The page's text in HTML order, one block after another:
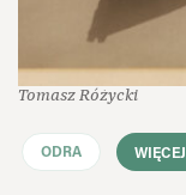
Tomasz Różycki
ODRA WIĘCEJ